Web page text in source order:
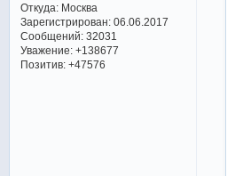
Откуда:Москва
Зарегистрирован: 06.06.2017
Сообщений:32031
Уважение: +138677
Позитив: +47576